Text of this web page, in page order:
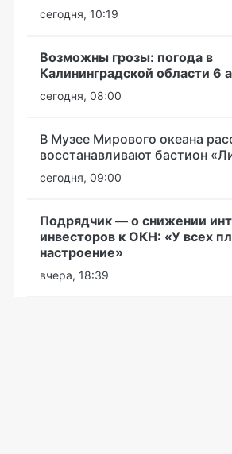
сегодня, 10:19
Возможны грозы: погода в
Калининградской области 6
сегодня, 08:00
В Музее Мирового океана
восстанавливают бастион
сегодня, 09:00
Подрядчик — о снижении
инвесторов к ОКН: «У всех
настроение»
вчера, 18:39